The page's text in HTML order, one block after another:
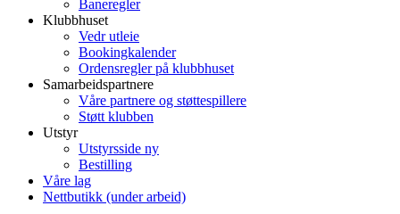
Baneregler
Klubbhuset
Vedr utleie
Bookingkalender
Ordensregler på klubbhuset
Samarbeidspartnere
Våre partnere og støttespillere
Støtt klubben
Utstyr
Utstyrsside ny
Bestilling
Våre lag
Nettbutikk (under arbeid)